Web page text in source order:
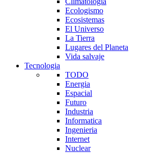
Ecologismo
Ecosistemas
El Universo
La Tierra
Lugares del Planeta
Vida salvaje
Tecnologia
TODO
Energia
Espacial
Futuro
Industria
Informatica
Ingenieria
Internet
Nuclear